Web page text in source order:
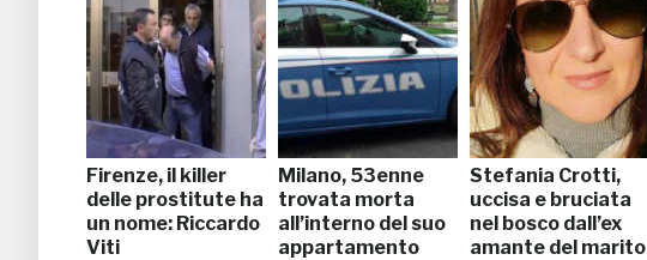
Firenze, il killer
delle prostitute ha
un nome: Riccardo
Viti
Milano, 53enne
trovata morta
all’interno del suo
appartamento
Stefania Crotti,
uccisa e bruciata
nel bosco dall’ex
amante del marito